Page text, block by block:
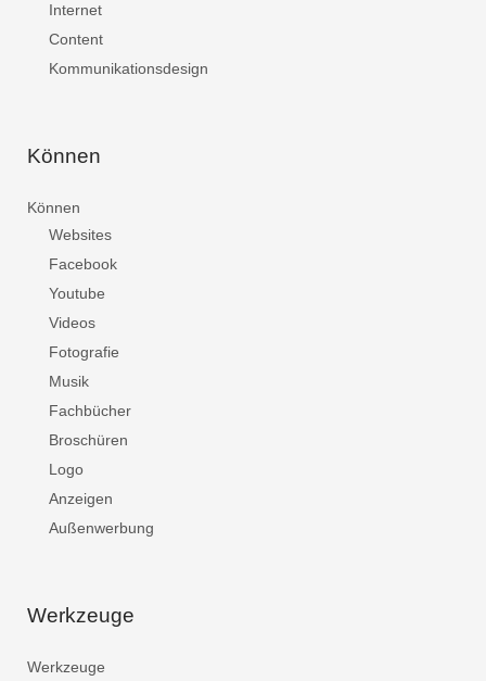
Internet
Content
Kommunikationsdesign
Können
Können
Websites
Facebook
Youtube
Videos
Fotografie
Musik
Fachbücher
Broschüren
Logo
Anzeigen
Außenwerbung
Werkzeuge
Werkzeuge